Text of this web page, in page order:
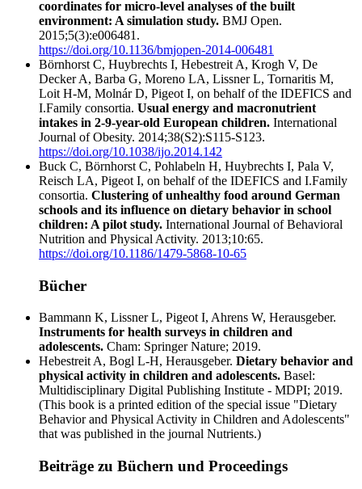
coordinates for micro-level analyses of the built
environment: A simulation study. BMJ Open.
2015;5(3):e006481.
https://doi.org/10.1136/bmjopen-2014-006481
Börnhorst C, Huybrechts I, Hebestreit A, Krogh V, De
Decker A, Barba G, Moreno LA, Lissner L, Tornaritis M,
Loit H-M, Molnár D, Pigeot I, on behalf of the IDEFICS and
I.Family consortia. Usual energy and macronutrient
intakes in 2-9-year-old European children. International
Journal of Obesity. 2014;38(S2):S115-S123.
https://doi.org/10.1038/ijo.2014.142
Buck C, Börnhorst C, Pohlabeln H, Huybrechts I, Pala V,
Reisch LA, Pigeot I, on behalf of the IDEFICS and I.Family
consortia. Clustering of unhealthy food around German
schools and its influence on dietary behavior in school
children: A pilot study. International Journal of Behavioral
Nutrition and Physical Activity. 2013;10:65.
https://doi.org/10.1186/1479-5868-10-65
Bücher
Bammann K, Lissner L, Pigeot I, Ahrens W, Herausgeber.
Instruments for health surveys in children and
adolescents. Cham: Springer Nature; 2019.
Hebestreit A, Bogl L-H, Herausgeber. Dietary behavior and
physical activity in children and adolescents. Basel:
Multidisciplinary Digital Publishing Institute - MDPI; 2019.
(This book is a printed edition of the special issue "Dietary
Behavior and Physical Activity in Children and Adolescents"
that was published in the journal Nutrients.)
Beiträge zu Büchern und Proceedings